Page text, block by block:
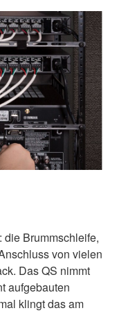
Brummschleife,
von vielen
Das QS nimmt
aufgebauten
klingt das am